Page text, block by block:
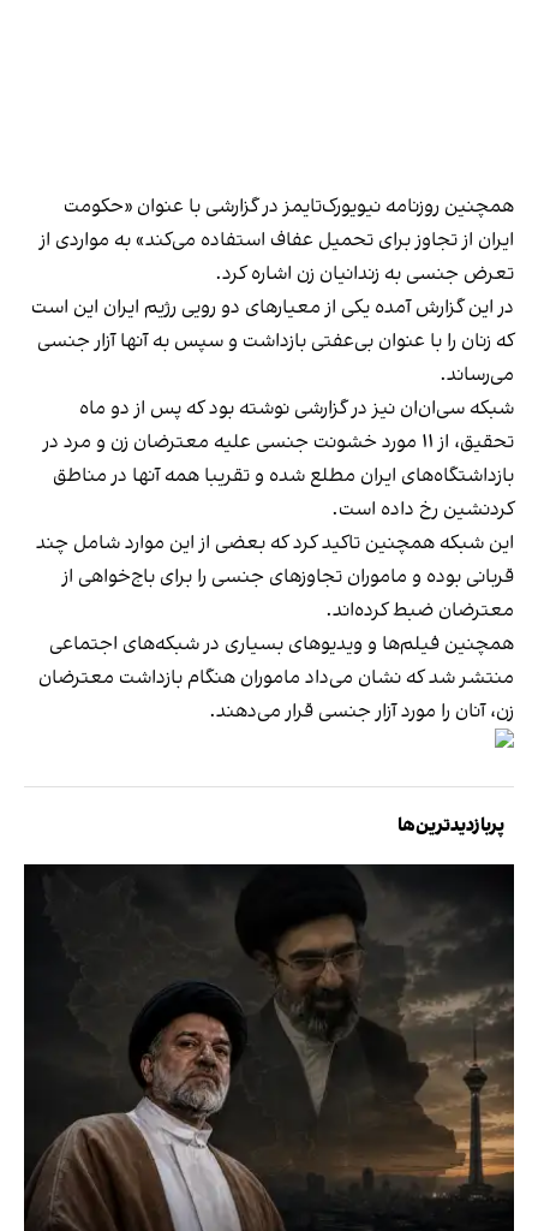
همچنین روزنامه نیویورک‌تایمز در گزارشی با عنوان «حکومت
ایران از تجاوز برای تحمیل عفاف استفاده می‌کند» به مواردی از
تعرض جنسی به زندانیان زن اشاره کرد.
در این گزارش آمده یکی از معیار‌های دو رویی رژیم ایران این است
که زنان را با عنوان بی‌عفتی بازداشت و سپس به آنها آزار جنسی
می‌رساند.
شبکه سی‌ان‌ان نیز در گزارشی نوشته بود که پس از دو ماه
تحقیق، از ۱۱ مورد خشونت جنسی علیه معترضان زن و مرد در
بازداشتگاه‌های ایران مطلع شده و تقریبا همه آنها در مناطق
کردنشین رخ داده است.
این شبکه همچنین تاکید کرد که بعضی از این موارد شامل چند
قربانی بوده و ماموران تجاوزهای جنسی را برای باج‌خواهی از
معترضان ضبط کرده‌اند.
همچنین فیلم‌ها و ویدیوهای بسیاری در شبکه‌های اجتماعی
منتشر شد که نشان می‌داد ماموران هنگام بازداشت معترضان
زن، آنان را مورد آزار جنسی قرار می‌دهند.
پربازدیدترین‌ها